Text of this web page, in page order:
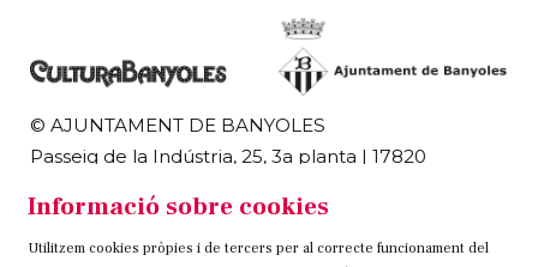
© AJUNTAMENT DE BANYOLES
Passeig de la Indústria, 25, 3a planta | 17820
972 58 18 48 | 972 57 00 50
Informació sobre cookies
Utilitzem cookies pròpies i de tercers per al correcte funcionament del